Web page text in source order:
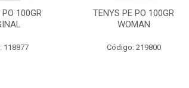
100GR
219800
TENYS PE PO 100GR SPORT
EDITION
Código: 219819